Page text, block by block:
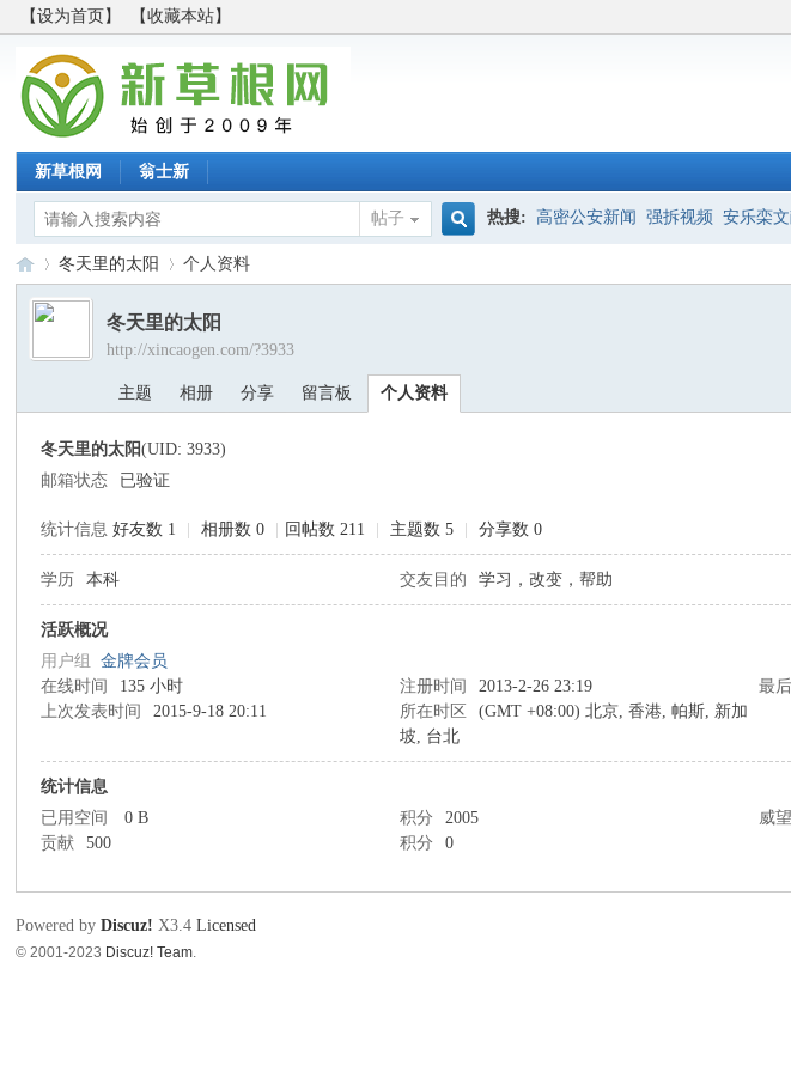
【设为首页】 【收藏本站】
新草根网 翁士新
帖子 热搜: 高密公安新闻 强拆视频 安乐栾
新›
冬天里的太阳 个人资料
冬天里的太阳
http://xincaogen.com/?3933
主题 相册 分享 留言板 个人资料
冬天里的太阳(UID: 3933)
邮箱状态
已验证
统计信息 好友数 1 相册数 0 回帖数 211 主题数 5 分享数 0
学历 本科 交友目的 学习，改变，帮助
活跃概况
用户组金牌会员
在线时间
135 小时 注册时间 2013-2-26 23:19 最
上次发表时间
2015-9-18 20:11 所在时区
(GMT +08:00) 北京, 香港, 帕斯, 新加
坡, 台北
统计信息
已用空间
0 B 积分 2005 威望
贡献
500 积分 0
Powered byDiscuz! X3.4 Licensed
© 2001-2023 Discuz! Team